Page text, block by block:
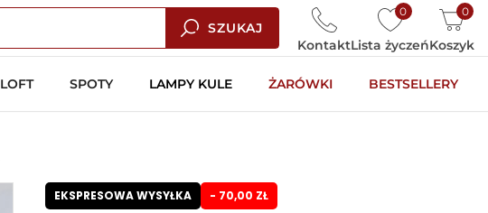
SZUKAJ
0
Lista życzeń
0
Koszyk
Kontakt
LOFT SPOTY LAMPY KULE ŻARÓWKI BESTSELLERY
EKSPRESOWA WYSYŁKA - 70,00 ZŁ